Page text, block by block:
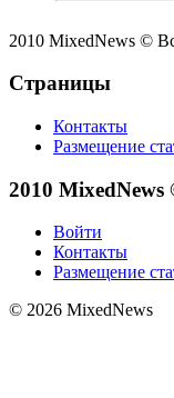
2010 MixedNews ©
Страницы
Контакты
Размещение
2010
Войти
Контакты
Размещение
© 2026 MixedNews